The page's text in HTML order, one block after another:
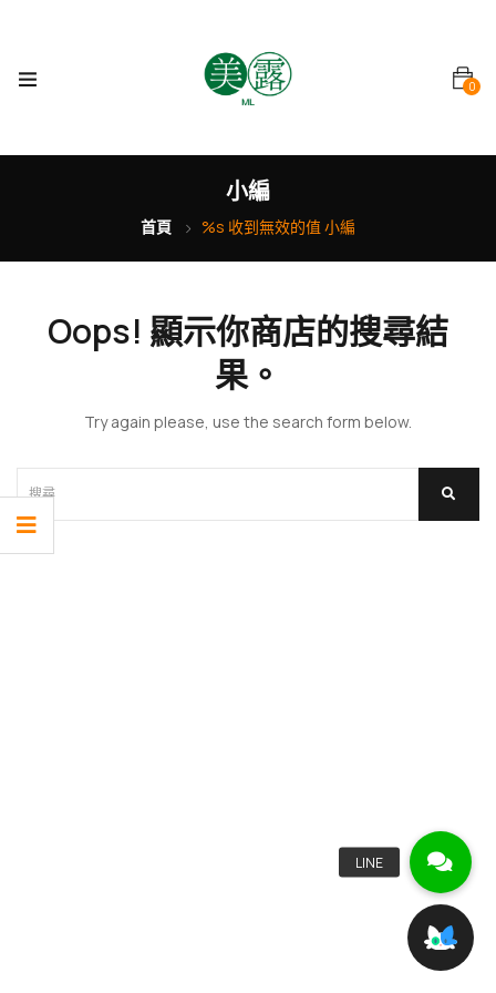
0
小編
首頁 %s 收到無效的值 小編
Oops! 顯示你商店的搜尋結
果。
Try again please, use the search form below.